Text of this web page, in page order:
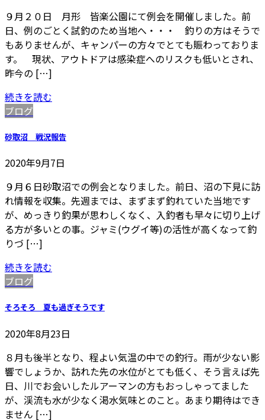
９月２０日 月形 皆楽公園にて例会を開催しました。前
日、例のごとく試釣のため当地へ・・・ 釣りの方はそうで
もありませんが、キャンパーの方々でとても賑わっておりま
す。 現状、アウトドアは感染症へのリスクも低いとされ、
昨今の […]
続きを読む
ブログ
砂取沼 戦況報告
2020年9月7日
９月６日砂取沼での例会となりました。前日、沼の下見に訪
れ情報を収集。先週までは、まずまず釣れていた当地です
が、めっきり釣果が思わしくなく、入釣者も早々に切り上げ
る方が多いとの事。ジャミ(ウグイ等)の活性が高くなって釣
りづ […]
続きを読む
ブログ
そろそろ 夏も過ぎそうです
2020年8月23日
８月も後半となり、程よい気温の中での釣行。雨が少ない影
響でしょうか、訪れた先の水位がとても低く、そう言えば先
日、川でお会いしたルアーマンの方もおっしゃってました
が、渓流も水が少なく渇水気味とのこと。あまり期待はでき
ません […]